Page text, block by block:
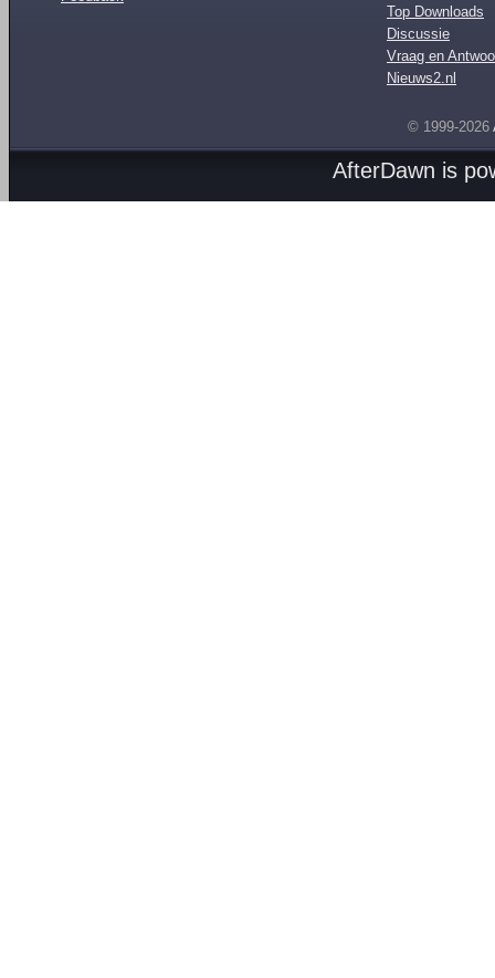
Top Downloads
Discussie
Vraag en
Nieuws2.nl
© 1999-2026
AfterDawn is